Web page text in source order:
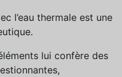
l’eau thermale est une
lui confère des